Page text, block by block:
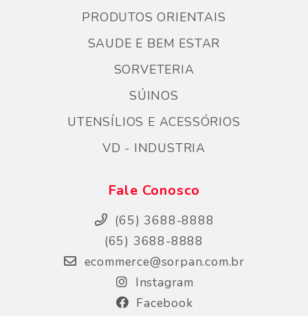
PRODUTOS ORIENTAIS
SAUDE E BEM ESTAR
SORVETERIA
SÚINOS
UTENSÍLIOS E ACESSÓRIOS
VD - INDUSTRIA
Fale Conosco
(65) 3688-8888
(65) 3688-8888
ecommerce@sorpan.com.br
Instagram
Facebook